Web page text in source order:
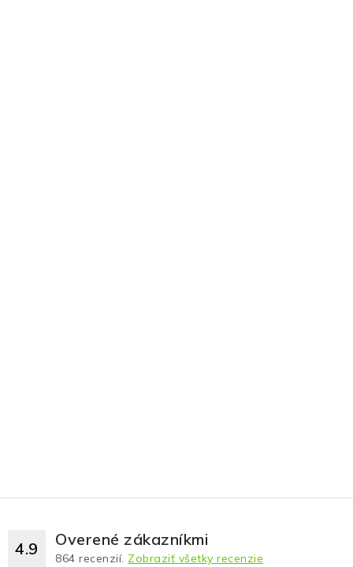
4.9 Overené zákazníkmi
864 recenzií. Zobraziť všetky recenzie